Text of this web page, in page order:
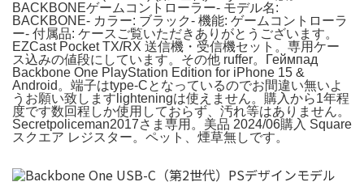
BACKBONEゲームコントローラー- モデル名:
BACKBONE- カラー: ブラック- 機能: ゲームコントローラ
ー- 付属品: ケースご覧いただきありがとうございます。
EZCast Pocket TX/RX 送信機・受信機セット。専用ケー
ス込みの値段にしています。その他 ruffer。Геймпад
Backbone One PlayStation Edition for iPhone 15 &
Android。端子はtype-Cとなっているのでお間違い無いよ
うお願い致しますlighteningは使えません。購入から1年程
度です数回程しか使用しておらず、汚れ等はありません。
Secretpoliceman2017さま専用。美品 2024/06購入 Square
スクエア レジスター。ペット、煙草無しです。